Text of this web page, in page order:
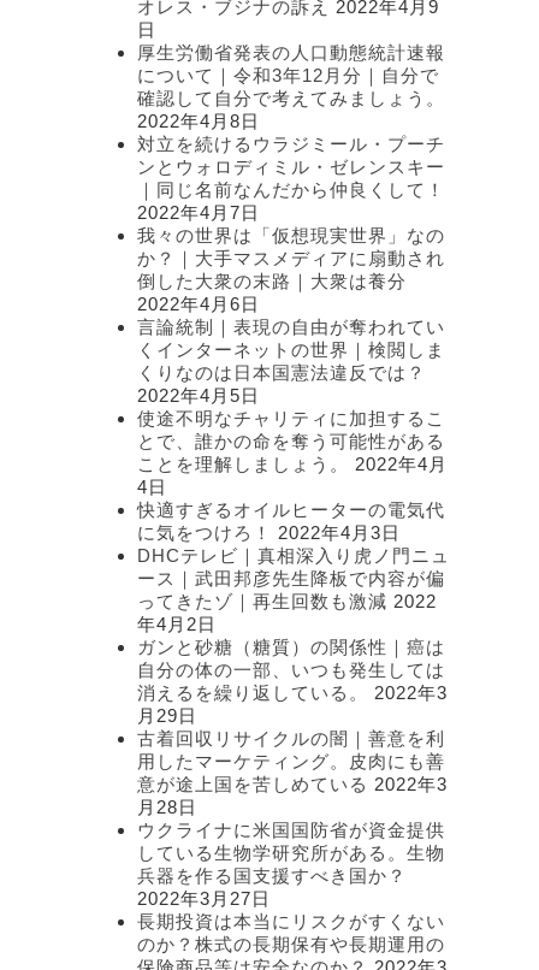
オレス・ブジナの訴え
2022年4月9
日
厚生労働省発表の人口動態統計速報
について｜令和3年12月分｜自分で
確認して自分で考えてみましょう。
2022年4月8日
対立を続けるウラジミール・プーチ
ンとウォロディミル・ゼレンスキー
｜同じ名前なんだから仲良くして！
2022年4月7日
我々の世界は「仮想現実世界」なの
か？｜大手マスメディアに扇動され
倒した大衆の末路｜大衆は養分
2022年4月6日
言論統制｜表現の自由が奪われてい
くインターネットの世界｜検閲しま
くりなのは日本国憲法違反では？
2022年4月5日
使途不明なチャリティに加担するこ
とで、誰かの命を奪う可能性がある
ことを理解しましょう。
2022年4月
4日
快適すぎるオイルヒーターの電気代
に気をつけろ！
2022年4月3日
DHCテレビ｜真相深入り虎ノ門ニュ
ース｜武田邦彦先生降板で内容が偏
ってきたゾ｜再生回数も激減 2022
年4月2日
ガンと砂糖（糖質）の関係性｜癌は
自分の体の一部、いつも発生しては
消えるを繰り返している。
2022年3
月29日
古着回収リサイクルの闇｜善意を利
用したマーケティング。皮肉にも善
意が途上国を苦しめている 2022年3
月28日
ウクライナに米国国防省が資金提供
している生物学研究所がある。生物
兵器を作る国支援すべき国か？
2022年3月27日
長期投資は本当にリスクがすくない
のか？株式の長期保有や長期運用の